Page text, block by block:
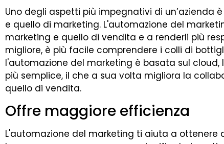
Uno degli aspetti più impegnativi di un’azienda
e quello di marketing. L'automazione del
marketing e quello di vendita e a renderli più
migliore, è più facile comprendere i colli di
l'automazione del marketing è basata sul
più semplice, il che a sua volta migliora la
quello di vendita.
Offre maggiore efficienza
L'automazione del marketing ti aiuta a ottenere